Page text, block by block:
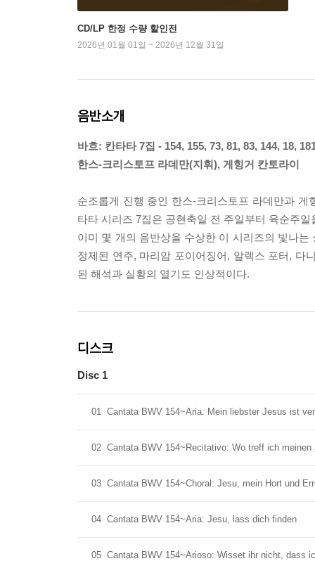
CD/LP 한정 수량 할인전
2026년 01월 01일 ~ 2026년 12월 31일
음반소개
바흐: 칸타타 7집 - 154, 155, 73, 81, 83, 144, 18,
한스-크리스토프 라데만(지휘), 게힝거 칸토라이
순조롭게 진행 중인 한스-크리스토프 라데만과 게
타타 시리즈 7집은 공현축일 전 주일부터 육순주
이미 몇 개의 음반상을 수상한 이 시리즈의 빛나
정제된 연주, 마리암 포이어징어, 알렉스 포터, 다
된 해석과 실황의 열기도 인상적이다.
디스크
Disc 1
01 Cantata BWV 154~Aria: Mein liebster Jesus ist
02 Cantata BWV 154~Recitativo: Wo treff ich meinen
03 Cantata BWV 154~Choral: Jesu, mein Hort und
04 Cantata BWV 154~Aria: Jesu, lass dich finden
05 Cantata BWV 154~Arioso: Wisset ihr nicht, dass